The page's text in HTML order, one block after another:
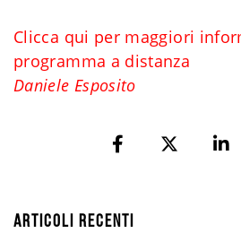
Clicca qui per maggiori
programma a distanza
Daniele Esposito
ARTICOLI RECENTI